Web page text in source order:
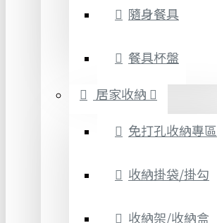
隨身餐具
餐具杯盤
居家收納
免打孔收納專區
收納掛袋/掛勾
收納架/收納盒